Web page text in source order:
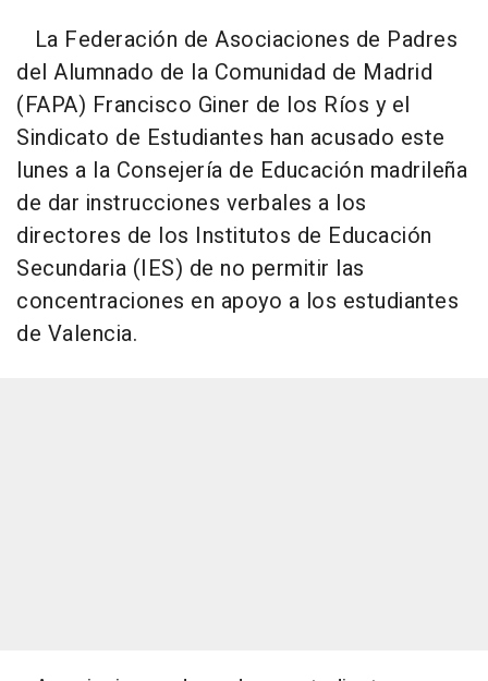
La Federación de Asociaciones de Padres
del Alumnado de la Comunidad de Madrid
(FAPA) Francisco Giner de los Ríos y el
Sindicato de Estudiantes han acusado este
lunes a la Consejería de Educación madrileña
de dar instrucciones verbales a los
directores de los Institutos de Educación
Secundaria (IES) de no permitir las
concentraciones en apoyo a los estudiantes
de Valencia.